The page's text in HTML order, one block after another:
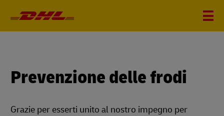
Prevenzione delle frodi
Grazie per esserti unito al nostro impegno per